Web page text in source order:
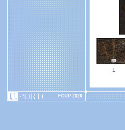
1
FCUP 2026